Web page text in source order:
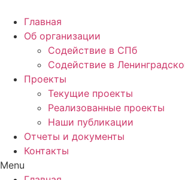
Главная
Об организации
Содействие в СПб
Содействие в
Проекты
Текущие проекты
Реализованные проекты
Наши публикации
Отчеты и документы
Контакты
Menu